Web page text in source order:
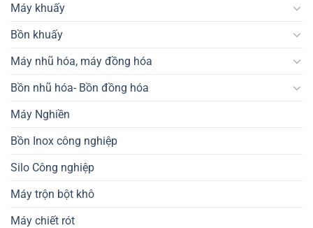
Máy khuấy
Bồn khuấy
Máy nhũ hóa, máy đồng hóa
Bồn nhũ hóa- Bồn đồng hóa
Máy Nghiền
Bồn Inox công nghiệp
Silo Công nghiệp
Máy trộn bột khô
Máy chiết rót